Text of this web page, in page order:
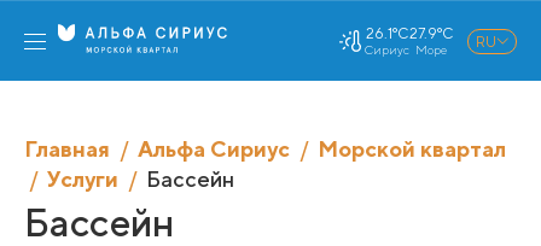
26.1°C
Сириус
27.9°C
Море RU
Главная Альфа Сириус
Морской квартал
Услуги
Бассейн
Бассейн